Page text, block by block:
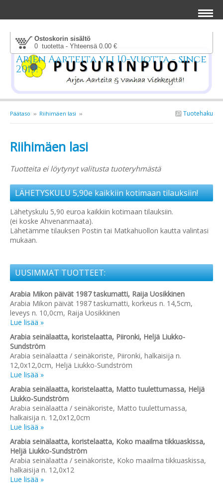
Ostoskorin sisältö
0 tuotetta - Yhteensä 0.00 €
Arjen Aarteita yli 10-vuotta - since
2013!
Tuotehaku
Päätaso ›› Riihimäen lasi ››
Riihimäen lasi
Tuotteita ei löytynyt valitusta tuoteryhmästä
LÄHETYSKULU 5,90e kaikkiin kotimaan tilauksiin!
Lähetyskulu 5,90 euroa kaikkiin kotimaan tilauksiin.
(ei koske Ahvenanmaata).
Lähetämme tilauksen Postin tai Matkahuollon kautta valintasi
mukaan.
UUSIMMAT TUOTTEET:
Arabia Mikon päivät 1987 taskumatti, Raija Uosikkinen
Arabia Mikon päivät 1987 taskumatti, korkeus n. 14,5cm,
leveys n. 10,0cm, Raija Uosikkinen
Lue lisää »
Arabia seinälaatta, koristelaatta, Piironki, Heljä Liukko-
Sundström
Arabia seinälaatta / seinäkoriste, Piironki, halkaisija n.
12,0x12,0cm, Heljä Liukko-Sundström
Lue lisää »
Arabia seinälaatta, koristelaatta, Matto tuulettumassa, Heljä
Liukko-Sundström
Arabia seinälaatta / seinäkoriste, Matto tuulettumassa,
halkaisija n. 12,0x12,0cm
Lue lisää »
Arabia seinälaatta, koristelaatta, Koko maailma tikkuaskissa,
Heljä Liukko-Sundström
Arabia seinälaatta / seinäkoriste, Koko maailma tikkuaskissa,
halkaisija n. 12,0x12
Lue lisää »